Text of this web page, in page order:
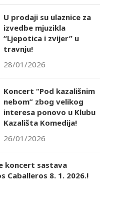
U prodaji su ulaznice za
izvedbe mjuzikla
“Ljepotica i zvijer” u
travnju!
28/01/2026
Koncert “Pod kazališnim
nebom” zbog velikog
interesa ponovo u Klubu
Kazališta Komedija!
26/01/2026
koncert sastava
Caballeros 8. 1. 2026.!